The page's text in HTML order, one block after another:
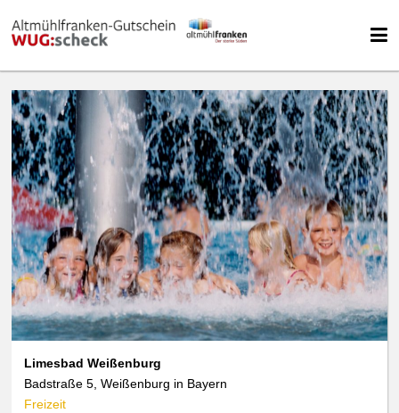
Limesbad Weißenburg
Badstraße 5, Weißenburg in Bayern
Freizeit
We use cookies
data protection